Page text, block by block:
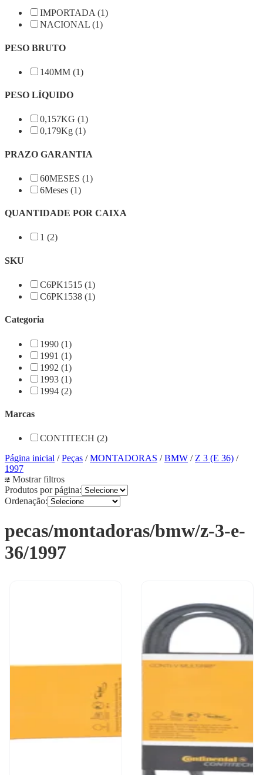
IMPORTADA (1)
NACIONAL (1)
PESO BRUTO
140MM (1)
PESO LÍQUIDO
0,157KG (1)
0,179Kg (1)
PRAZO GARANTIA
60MESES (1)
6Meses (1)
QUANTIDADE POR CAIXA
1 (2)
SKU
C6PK1515 (1)
C6PK1538 (1)
Categoria
1990 (1)
1991 (1)
1992 (1)
1993 (1)
1994 (2)
Marcas
CONTITECH (2)
Página inicial /Peças /MONTADORAS /BMW / Z 3 (E 36) /
1997
Mostrar filtros
Produtos por página:
Ordenação:
pecas/montadoras/bmw/z-3-e-
36/1997